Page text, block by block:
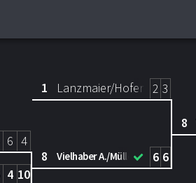
6 4
4 10
1 Lanzmaier/Hofer 2 3
8 Vielhaber A./Müller 6 6
8